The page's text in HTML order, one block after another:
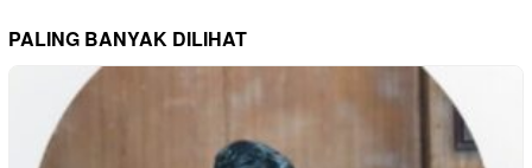
PALING BANYAK DILIHAT